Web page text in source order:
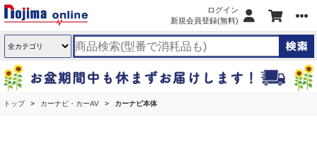
ログイン
新規会員登録(無料)
トップ カーナビ・カーAV カーナビ本体